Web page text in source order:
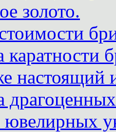
золото.
каратности
настоящий
ювелирных